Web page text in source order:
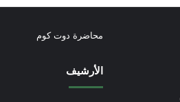
محاضرة دوت كوم
الأرشيف